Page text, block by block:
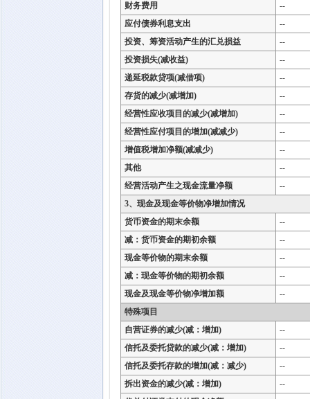
财务费用
--
应付债券利息支出
--
投资、筹资活动产生的汇兑损益
--
投资损失(减收益)
--
递延税款贷项(减借项)
--
存货的减少(减增加)
--
经营性应收项目的减少(减增加)
--
经营性应付项目的增加(减减少)
--
增值税增加净额(减减少)
--
其他
--
经营活动产生之现金流量净额
--
3、现金及现金等价物净增加情况
货币资金的期末余额
--
减：货币资金的期初余额
--
现金等价物的期末余额
--
减：现金等价物的期初余额
--
现金及现金等价物净增加额
--
特殊项目
自营证券的减少(减：增加)
--
信托及委托贷款的减少(减：增加)
--
信托及委托存款的增加(减：减少)
--
拆出资金的减少(减：增加)
--